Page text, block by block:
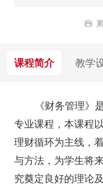
课程简介 教学
《财务管理》是
专业课程，本课程
理财循环为主线，
与方法，为学生将
究奠定良好的理论